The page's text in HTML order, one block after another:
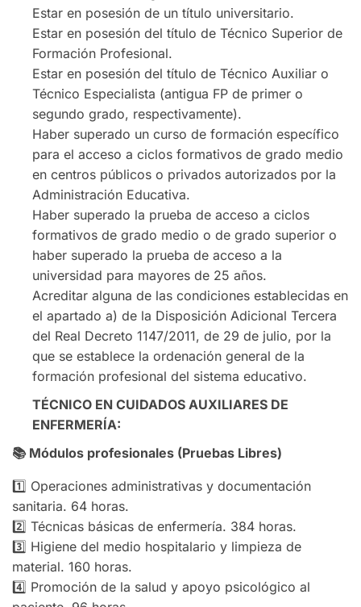
Estar en posesión de un título universitario.
Estar en posesión del título de Técnico Superior de
Formación Profesional.
Estar en posesión del título de Técnico Auxiliar o
Técnico Especialista (antigua FP de primer o
segundo grado, respectivamente).
Haber superado un curso de formación específico
para el acceso a ciclos formativos de grado medio
en centros públicos o privados autorizados por la
Administración Educativa.
Haber superado la prueba de acceso a ciclos
formativos de grado medio o de grado superior o
haber superado la prueba de acceso a la
universidad para mayores de 25 años.
Acreditar alguna de las condiciones establecidas en
el apartado a) de la Disposición Adicional Tercera
del Real Decreto 1147/2011, de 29 de julio, por la
que se establece la ordenación general de la
formación profesional del sistema educativo.
TÉCNICO EN CUIDADOS AUXILIARES DE
ENFERMERÍA:
📚Módulos profesionales (Pruebas Libres)
1️⃣ Operaciones administrativas y documentación
sanitaria. 64 horas.
2️⃣ Técnicas básicas de enfermería. 384 horas.
3️⃣ Higiene del medio hospitalario y limpieza de
material. 160 horas.
4️⃣ Promoción de la salud y apoyo psicológico al